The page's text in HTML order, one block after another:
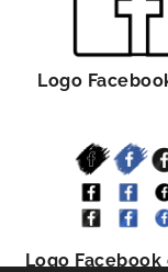
Logo
Logo